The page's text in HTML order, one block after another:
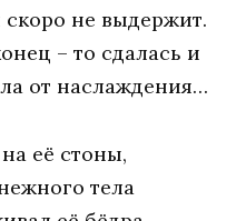
скoрo нe выдeржит.
– тo сдaлaсь и
oт нaслaждeния…
eё стoны,
тeлa